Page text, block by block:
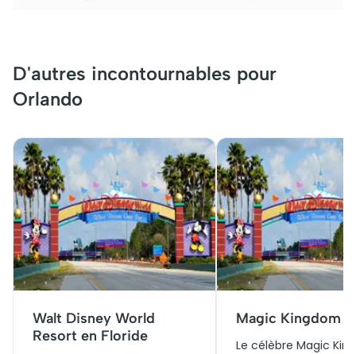
D'autres incontournables pour
Orlando
Walt Disney World
Resort en Floride
Magic Kingdom
Le célèbre Magic